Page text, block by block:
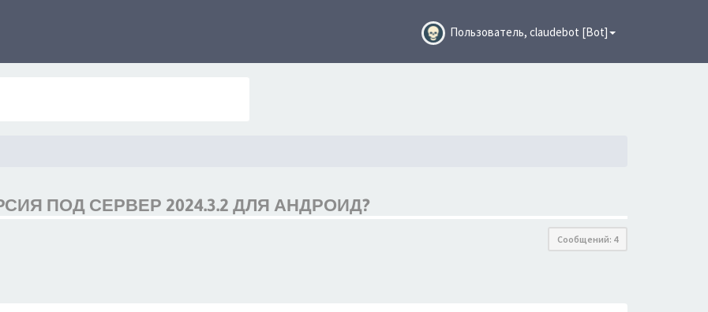
Пользователь, claudebot [Bot]
ПОД СЕРВЕР 2024.3.2 ДЛЯ АНДРОИД?
Сообщений: 4